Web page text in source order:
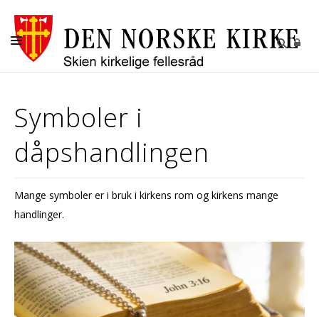
KIRKER
MENIGHETENE
GRAVPLASSMYNDIGHETEN I SKIEN
OM OSS
Symboler i
dåpshandlingen
Mange symboler er i bruk i kirkens rom og kirkens mange
handlinger.